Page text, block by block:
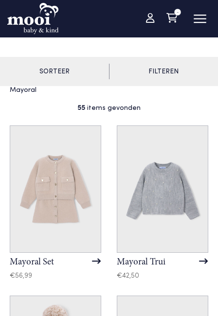
-
SORTEER FILTEREN
Mayoral
55 items gevonden
Mayoral Set
€56,99
Mayoral Trui
€42,50